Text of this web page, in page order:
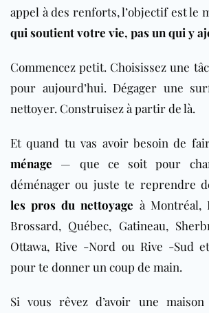
appel à des renforts, l’objectif est le
qui soutient votre vie, pas un qui y
Commencez petit. Choisissez une
pour aujourd’hui. Dégager une
nettoyer. Construisez à partir de là.
Et quand tu vas avoir besoin de
ménage — que ce soit pour
déménager ou juste te reprendre
les pros du nettoyage à Montréal,
Brossard, Québec, Gatineau,
Ottawa, Rive -Nord ou Rive -Sud
pour te donner un coup de main.
Si vous rêvez d’avoir une